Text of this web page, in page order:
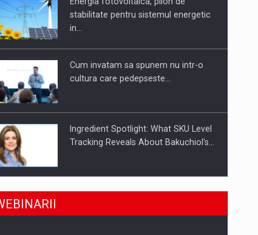
din piata
compania intr-o tranzactie de peste 25…
stabilitate pentru sistemul energetic
in…
Cum invatam sa spunem nu intr-o
cultura care pedepseste…
Ingredient Spotlight: What SKU Level
Tracking Reveals About Bakuchiol's…
Producatorii si comerciantii care nu